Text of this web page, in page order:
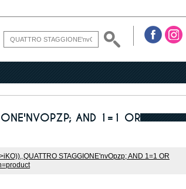
AND 1=1 OR
,QUATTRO STAGGIONE'nvOpzp; AND 1=1 OR